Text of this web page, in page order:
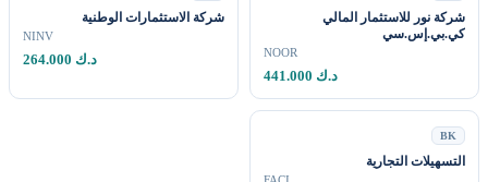
شركة نور للاستثمار المالي
كي.بي.إس.سي
NOOR
441.000 د.ك
شركة الاستثمارات الوطنية
NINV
264.000 د.ك
BK
التسهيلات التجارية